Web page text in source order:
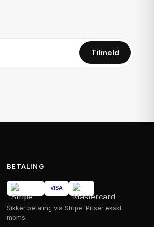
Tilmeld
BETALING
Sikker betaling via Stripe. Priser ekskl.
moms.